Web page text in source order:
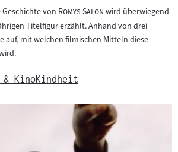
Geschichte von "Romys Salon "wird überwiegend
Titelfigur erzählt. Anhand von drei
auf, mit welchen filmischen Mitteln diese
KinoKindheit